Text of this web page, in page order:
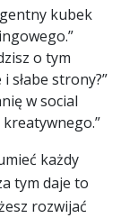
kubek
o tym
słabe strony?”
w social
każdy
tym daje to
rozwijać